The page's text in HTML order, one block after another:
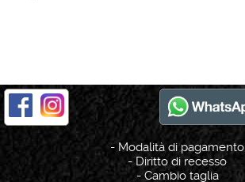
- Modalità di pagamento
-Diritto di recesso
- Cambio taglia